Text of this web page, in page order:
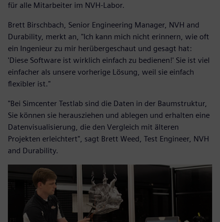
für alle Mitarbeiter im NVH-Labor.
Brett Birschbach, Senior Engineering Manager, NVH and
Durability, merkt an, "Ich kann mich nicht erinnern, wie oft
ein Ingenieur zu mir herübergeschaut und gesagt hat:
'Diese Software ist wirklich einfach zu bedienen!' Sie ist viel
einfacher als unsere vorherige Lösung, weil sie einfach
flexibler ist."
"Bei Simcenter Testlab sind die Daten in der Baumstruktur,
Sie können sie herausziehen und ablegen und erhalten eine
Datenvisualisierung, die den Vergleich mit älteren
Projekten erleichtert", sagt Brett Weed, Test Engineer, NVH
and Durability.